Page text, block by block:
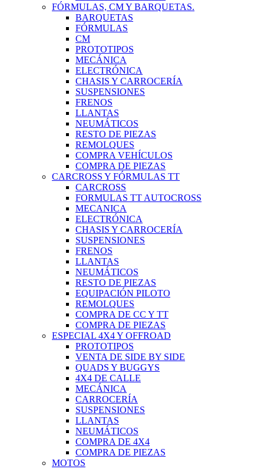
FÓRMULAS, CM Y BARQUETAS.
BARQUETAS
FÓRMULAS
CM
PROTOTIPOS
MECÁNICA
ELECTRÓNICA
CHASIS Y CARROCERÍA
SUSPENSIONES
FRENOS
LLANTAS
NEUMÁTICOS
RESTO DE PIEZAS
REMOLQUES
COMPRA VEHÍCULOS
COMPRA DE PIEZAS
CARCROSS Y FÓRMULAS TT
CARCROSS
FORMULAS TT AUTOCROSS
MECANICA
ELECTRÓNICA
CHASIS Y CARROCERÍA
SUSPENSIONES
FRENOS
LLANTAS
NEUMÁTICOS
RESTO DE PIEZAS
EQUIPACIÓN PILOTO
REMOLQUES
COMPRA DE CC Y TT
COMPRA DE PIEZAS
ESPECIAL 4X4 Y OFFROAD
PROTOTIPOS
VENTA DE SIDE BY SIDE
QUADS Y BUGGYS
4X4 DE CALLE
MECÁNICA
CARROCERÍA
SUSPENSIONES
LLANTAS
NEUMÁTICOS
COMPRA DE 4X4
COMPRA DE PIEZAS
MOTOS